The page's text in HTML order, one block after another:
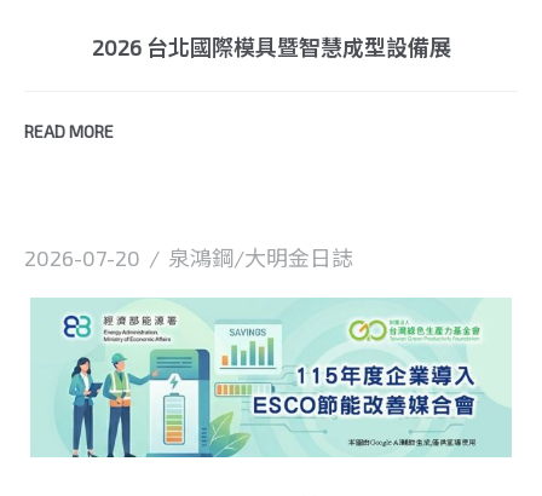
2026 台北國際模具暨智慧成型設備展
READ MORE
2026-07-20 / 泉鴻鋼/大明金日誌